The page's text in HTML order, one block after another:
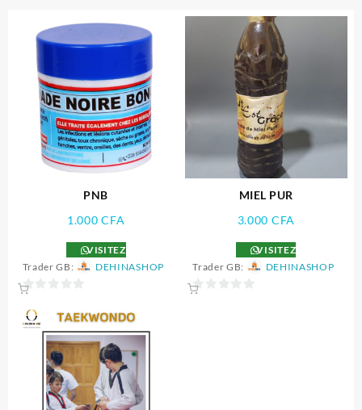
PNB
1.000CFA
VISITEZ
Trader GB:
DEHINASHOP
sur
MIEL PUR
3.000 CFA
VISITEZ
Trader GB:
DEHINASHOP